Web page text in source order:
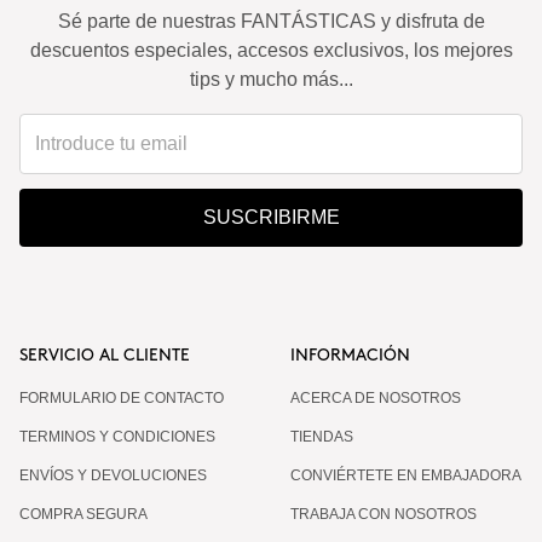
Sé parte de nuestras FANTÁSTICAS y disfruta de
descuentos especiales, accesos exclusivos, los mejores
tips y mucho más...
SUSCRIBIRME
SERVICIO AL CLIENTE
FORMULARIO DE CONTACTO
TERMINOS Y CONDICIONES
ENVÍOS Y DEVOLUCIONES
COMPRA SEGURA
INFORMACIÓN
ACERCA DE NOSOTROS
TIENDAS
CONVIÉRTETE EN EMBAJADORA
TRABAJA CON NOSOTROS